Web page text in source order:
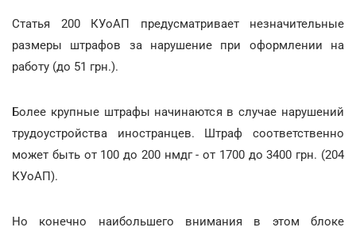
Статья 200 КУоАП предусматривает незначительные
размеры штрафов за нарушение при оформлении на
работу (до 51 грн.).
Более крупные штрафы начинаются в случае нарушений
трудоустройства иностранцев. Штраф соответственно
может быть от 100 до 200 нмдг - от 1700 до 3400 грн. (204
КУоАП).
Но конечно наибольшего внимания в этом блоке